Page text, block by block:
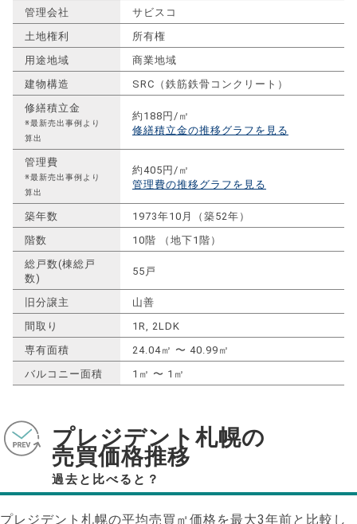
管理会社
サビスコ
土地権利
所有権
用途地域
商業地域
建物構造
SRC（鉄筋鉄骨コンクリート）
修繕積立金
※最新売出事例より
算出
約188円/㎡
修繕積立金の推移グラフを見る
管理費
※最新売出事例より
算出
約405円/㎡
管理費の推移グラフを見る
築年数
1973年10月（築52年）
階数
10階 （地下1階）
総戸数(棟総戸
数)
55戸
旧分譲主
山善
間取り
1R, 2LDK
専有面積
24.04㎡ 〜 40.99㎡
バルコニー面積
1㎡ 〜 1㎡
プレジデント札幌の
売買価格推移
過去と比べると？
プレジデント札幌の平均売買㎡価格を最大3年前と比較し